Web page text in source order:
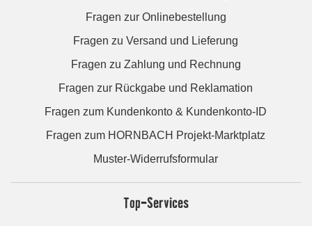
Fragen zur Onlinebestellung
Fragen zu Versand und Lieferung
Fragen zu Zahlung und Rechnung
Fragen zur Rückgabe und Reklamation
Fragen zum Kundenkonto & Kundenkonto-ID
Fragen zum HORNBACH Projekt-Marktplatz
Muster-Widerrufsformular
Top-Services